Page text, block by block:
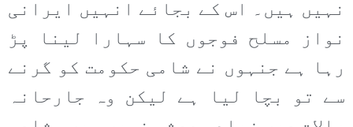
نہیں ہیں۔ اس کے بجائے انہیں ایرانی
نواز مسلح فوجوں کا سہارا لینا پڑ
رہا ہے جنہوں نے شامی حکومت کو گرنے
سے تو بچا لیا ہے لیکن وہ جارحانہ